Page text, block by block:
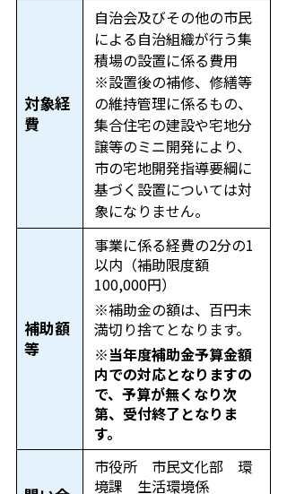
対象経
費
自治会及びその他の市民
による自治組織が行う集
積場の設置に係る費用
※設置後の補修、修繕等
の維持管理に係るもの、
集合住宅の建設や宅地分
譲等のミニ開発により、
市の宅地開発指導要綱に
基づく設置については対
象になりません。
補助額
等
事業に係る経費の2分の1
以内（補助限度額
100,000円）
※補助金の額は、百円未
満切り捨てとなります。
※当年度補助金予算金額
内での対応となりますの
で、予算が無くなり次
第、受付終了となりま
す。
市役所 市民文化部 環
境課 生活環境係